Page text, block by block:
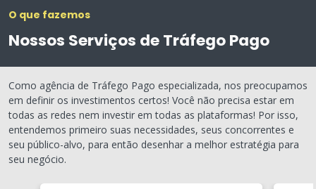
O que fazemos
Nossos Serviços de Tráfego Pago
Como agência de Tráfego Pago especializada, nos preocupamos
em definir os investimentos certos! Você não precisa estar em
todas as redes nem investir em todas as plataformas! Por isso,
entendemos primeiro suas necessidades, seus concorrentes e
seu público-alvo, para então desenhar a melhor estratégia para
seu negócio.